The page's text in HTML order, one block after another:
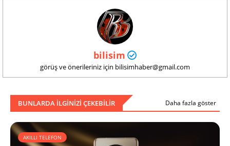
bilisim
görüş ve önerileriniz için bilisimhaber@gmail.com
BUNLARDA ILGINIZI ÇEKEBILIR Daha fazla göster
AKILLI TELEFON